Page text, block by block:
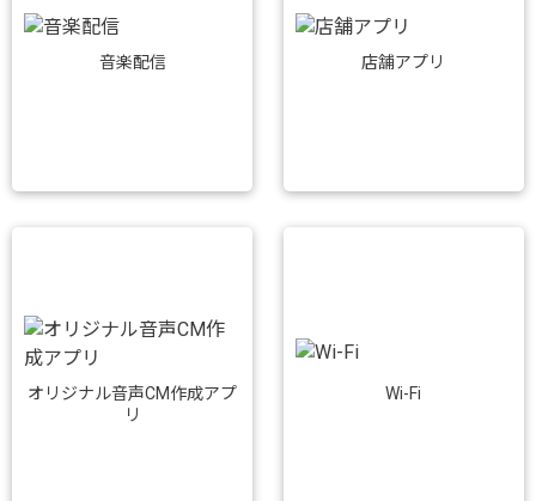
音楽配信 店舗アプリ
オリジナル音声CM作成アプ
リ
Wi-Fi